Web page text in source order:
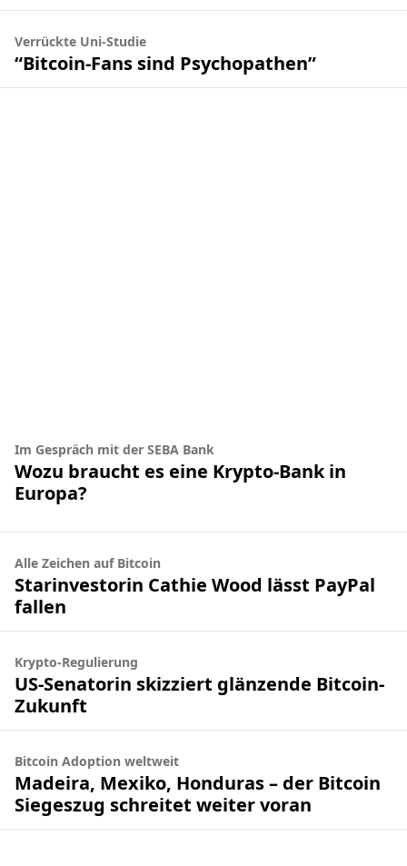
Verrückte Uni-Studie
“Bitcoin-Fans sind Psychopathen”
Im Gespräch mit der SEBA Bank
Wozu braucht es eine Krypto-Bank in
Europa?
Alle Zeichen auf Bitcoin
Starinvestorin Cathie Wood lässt PayPal
fallen
Krypto-Regulierung
US-Senatorin skizziert glänzende Bitcoin-
Zukunft
Bitcoin Adoption weltweit
Madeira, Mexiko, Honduras – der Bitcoin
Siegeszug schreitet weiter voran